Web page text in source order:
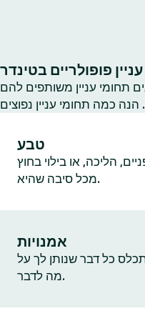
פופולריים בטינדר
תחומי עניין משותפים להם
טבע
הליכה, או בילוי בחוץ
מכל סיבה שהיא.
אמנויות
כל דבר שנותן לך על
מה לדבר.